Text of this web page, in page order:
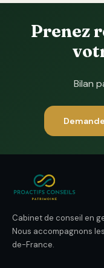
Prenez
Bilan
Cabinet de conseil en
Nous accompagnons
de-France.